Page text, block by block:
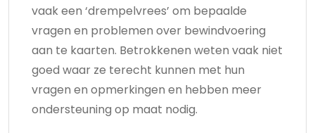
vaak een ‘drempelvrees’ om bepaalde
vragen en problemen over bewindvoering
aan te kaarten. Betrokkenen weten vaak niet
goed waar ze terecht kunnen met hun
vragen en opmerkingen en hebben meer
ondersteuning op maat nodig.